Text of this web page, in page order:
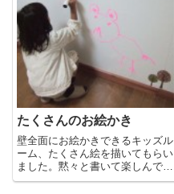
たくさんのお絵かき
壁全面にお絵かきできるキッズル
ーム、たくさん絵を描いてもらい
ました。黙々と書いて楽しんでる
子を見ると嬉しくなりま